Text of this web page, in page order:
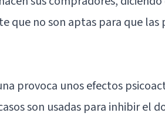
que no son aptas para que las
provoca unos efectos
son usadas para inhibir el